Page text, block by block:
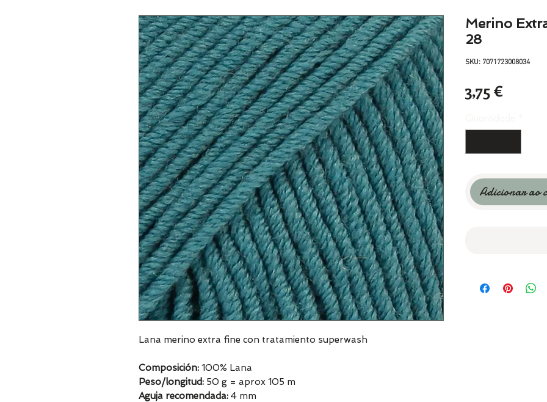
Lana merino extra fine con tratamiento superwash
Composición: 100% Lana
Peso/longitud: 50 g = aprox 105 m
Aguja recomendada: 4 mm
Merino
28
SKU: 7071723008034
3,75 €
Adicionar ao